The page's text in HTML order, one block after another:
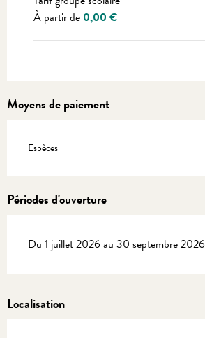
À partir de 0,00 €
Moyens de paiement
Espèces
Périodes d'ouverture
Du 1 juillet 2026 au 30 septembre 2026
Localisation